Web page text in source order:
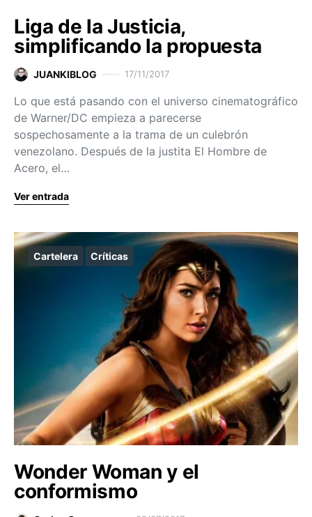
Liga de la Justicia,
simplificando la propuesta
JUANKIBLOG 17/11/2017
Lo que está pasando con el universo cinematográfico
de Warner/DC empieza a parecerse
sospechosamente a la trama de un culebrón
venezolano. Después de la justita El Hombre de
Acero, el…
Ver entrada
Cartelera Críticas
Wonder Woman y el
conformismo